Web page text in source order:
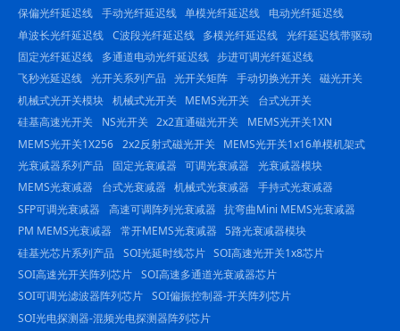
保偏光纤延迟线 手动光纤延迟线 单模光纤延迟线
电动光纤延迟线
单波长光纤延迟线 C波段光纤延迟线 多模光纤延迟线 光纤延迟线带驱动
固定光纤延迟线
多通道电动光纤延迟线 步进可调光纤延迟线
飞秒光延迟线 光开关系列产品 光开关矩阵 手动切换光开关 磁光开关
机械式光开关模块 机械式光开关 MEMS光开关
台式光开关
硅基高速光开关
NS光开关 2x2直通磁光开关
MEMS光开关1XN
MEMS光开关1X256 2x2反射式磁光开关
MEMS光开关1x16单模机架式
光衰减器系列产品
固定光衰减器 可调光衰减器
光衰减器模块
MEMS光衰减器
台式光衰减器 机械式光衰减器
手持式光衰减器
SFP可调光衰减器
高速可调阵列光衰减器 抗弯曲Mini MEMS光衰减器
PM MEMS光衰减器
常开MEMS光衰减器 5路光衰减器模块
硅基光芯片系列产品
SOI光延时线芯片 SOI高速光开关1x8芯片
SOI高速光开关阵列芯片 SOI高速多通道光衰减器芯片
SOI可调光滤波器阵列芯片 SOI偏振控制器-开关阵列芯片
SOI光电探测器-混频光电探测器阵列芯片